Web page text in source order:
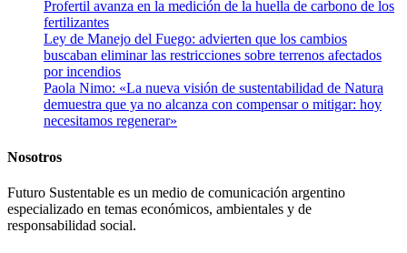
Profertil avanza en la medición de la huella de carbono de los
fertilizantes
Ley de Manejo del Fuego: advierten que los cambios
buscaban eliminar las restricciones sobre terrenos afectados
por incendios
Paola Nimo: «La nueva visión de sustentabilidad de Natura
demuestra que ya no alcanza con compensar o mitigar: hoy
necesitamos regenerar»
Nosotros
Futuro Sustentable es un medio de comunicación argentino
especializado en temas económicos, ambientales y de
responsabilidad social.